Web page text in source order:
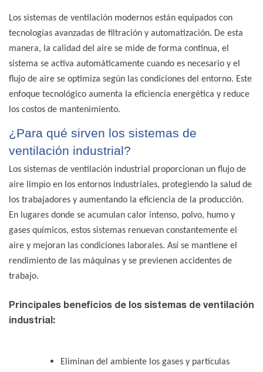
Los sistemas de ventilación modernos están equipados con
tecnologías avanzadas de filtración y automatización. De esta
manera, la calidad del aire se mide de forma continua, el
sistema se activa automáticamente cuando es necesario y el
flujo de aire se optimiza según las condiciones del entorno. Este
enfoque tecnológico aumenta la eficiencia energética y reduce
los costos de mantenimiento.
¿Para qué sirven los sistemas de
ventilación industrial?
Los sistemas de ventilación industrial proporcionan un flujo de
aire limpio en los entornos industriales, protegiendo la salud de
los trabajadores y aumentando la eficiencia de la producción.
En lugares donde se acumulan calor intenso, polvo, humo y
gases químicos, estos sistemas renuevan constantemente el
aire y mejoran las condiciones laborales. Así se mantiene el
rendimiento de las máquinas y se previenen accidentes de
trabajo.
Principales beneficios de los sistemas de ventilación
industrial:
Eliminan del ambiente los gases y partículas